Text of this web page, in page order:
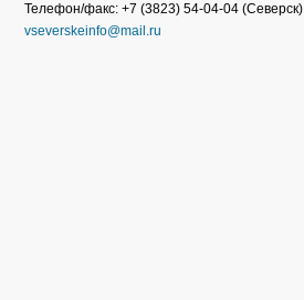
Телефон/факс: +7 (3823) 54-04-04 (Северск)
vseverskeinfo@mail.ru